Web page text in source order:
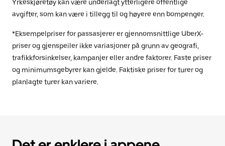
Yrkeskjøretøy kan være underlagt ytterligere offentlige
avgifter, som kan være i tillegg til og høyere enn bompenger.
*Eksempelpriser for passasjerer er gjennomsnittlige UberX-
priser og gjenspeiler ikke variasjoner på grunn av geografi,
trafikkforsinkelser, kampanjer eller andre faktorer. Faste priser
og minimumsgebyrer kan gjelde. Faktiske priser for turer og
planlagte turer kan variere.